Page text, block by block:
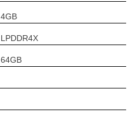
4GB
LPDDR4X
64GB